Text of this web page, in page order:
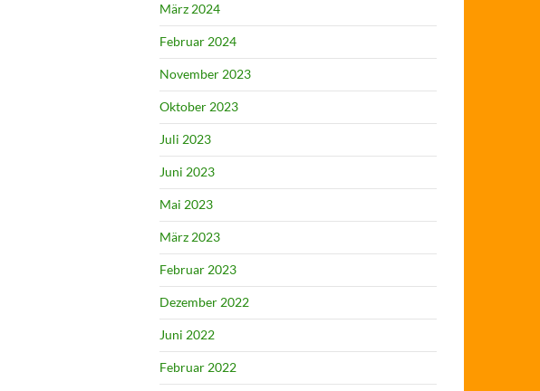
März 2024
Februar 2024
November 2023
Oktober 2023
Juli 2023
Juni 2023
Mai 2023
März 2023
Februar 2023
Dezember 2022
Juni 2022
Februar 2022